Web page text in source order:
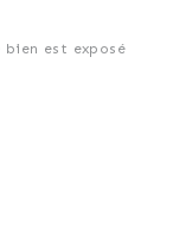
ou
vis-à-vis
bien est exposé